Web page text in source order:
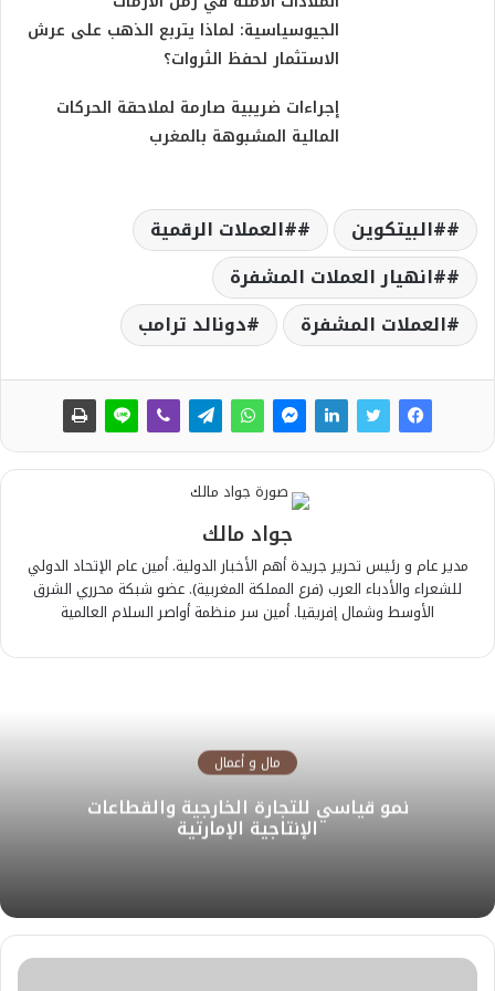
الجيوسياسية: لماذا يتربع الذهب على عرش
الاستثمار لحفظ الثروات؟
إجراءات ضريبية صارمة لملاحقة الحركات
المالية المشبوهة بالمغرب
#البيتكوين
#العملات الرقمية
#انهيار العملات المشفرة
العملات المشفرة
دونالد ترامب
جواد مالك
مدير عام و رئيس تحرير جريدة أهم الأخبار الدولية. أمين عام الإتحاد الدولي
للشعراء والأدباء العرب (فرع المملكة المغربية). عضو شبكة محرري الشرق
الأوسط وشمال إفريقيا. أمين سر منظمة أواصر السلام العالمية
مال و أعمال
نمو قياسي للتجارة الخارجية والقطاعات
الإنتاجية الإمارتية